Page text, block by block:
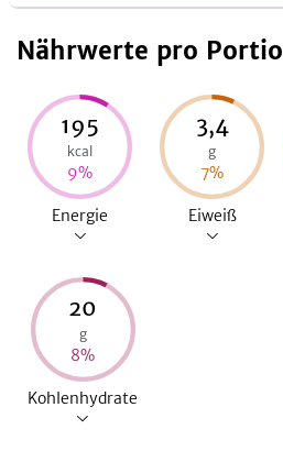
Nährwerte pro
195
kcal
9%
Energie
3,4
g
7%
Eiweiß
20
g
8%
Kohlenhydrate